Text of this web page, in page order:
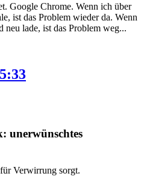
Google Chrome. Wenn ich über
ist das Problem wieder da. Wenn
neu lade, ist das Problem weg...
unerwünschtes
Verwirrung sorgt.